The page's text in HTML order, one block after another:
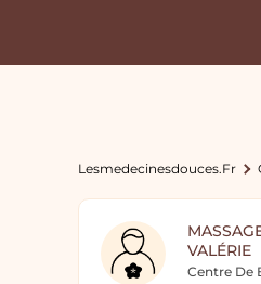
Lesmedecinesdouces.fr
VALÉRIE
Centre De